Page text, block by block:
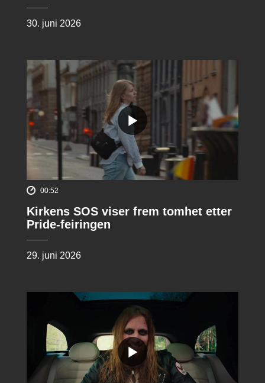
30. juni 2026
00:52
Kirkens SOS viser frem tomhet etter
Pride-feiringen
29. juni 2026